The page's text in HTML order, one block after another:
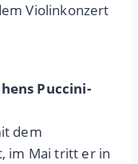
Violinkonzert
Puccini-
dem
im Mai tritt er in